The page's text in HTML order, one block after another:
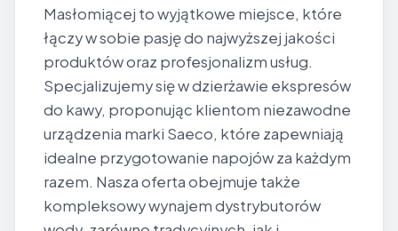
Masłomiącej to wyjątkowe miejsce, które
łączy w sobie pasję do najwyższej jakości
produktów oraz profesjonalizm usług.
Specjalizujemy się w dzierżawie ekspresów
do kawy, proponując klientom niezawodne
urządzenia marki Saeco, które zapewniają
idealne przygotowanie napojów za każdym
razem. Nasza oferta obejmuje także
kompleksowy wynajem dystrybutorów